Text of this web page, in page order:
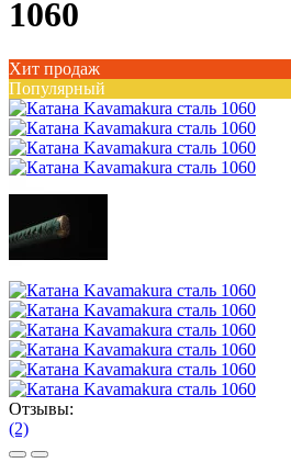
1060
Хит продаж
Популярный
Отзывы:
(2)